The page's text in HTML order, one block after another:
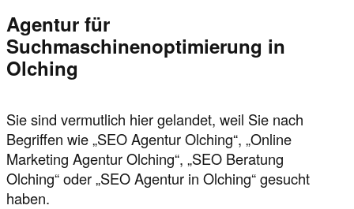
Agentur für
Suchmaschinenoptimierung in
Olching
Sie sind vermutlich hier gelandet, weil Sie nach
Begriffen wie „SEO Agentur Olching“, „Online
Marketing Agentur Olching“, „SEO Beratung
Olching“ oder „SEO Agentur in Olching“ gesucht
haben.